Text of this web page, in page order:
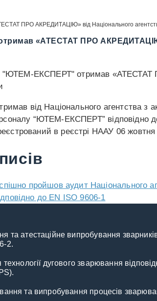
ПРО АКРЕДИТАЦІЮ» від Національного агентства
«АТЕСТАТ ПРО АКРЕДИТАЦІЮ»
від Національного агентства з
“ЮТЕМ-ЕКСПЕРТ” відповідно
в реєстрі НААУ 06
пройшов аудит Національного
до EN ISO 9606-1
та атестаційне випробування
2.
технології дугового зварювання
та випробування процесів